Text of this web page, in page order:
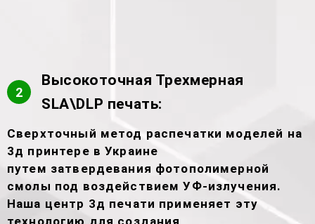
2
Высокоточная Трехмерная
SLA\DLP печать:
Сверхточный метод распечатки моделей на
3д принтере в Украине
путем затвердевания фотополимерной
смолы под воздействием УФ-излучения.
Наша центр 3д печати применяет эту